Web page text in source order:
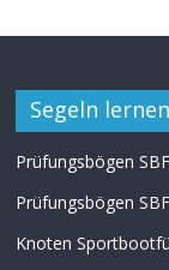
Segeln
Prüfungsbögen
Prüfungsbögen
Knoten